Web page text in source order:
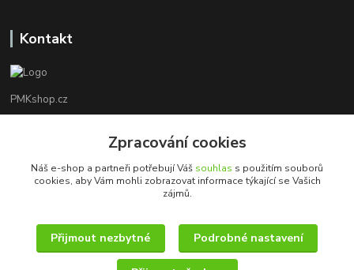
Kontakt
PMKshop.cz
+420 728 830 042
info@pmkshop.cz
Zpracování cookies
Náš e-shop a partneři potřebují Váš souhlas s použitím souborů
cookies, aby Vám mohli zobrazovat informace týkající se Vašich
zájmů.
Přijmout nezbytné Podrobné nastavení